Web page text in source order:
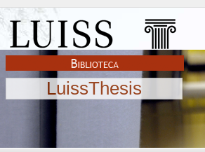
LuissThesis